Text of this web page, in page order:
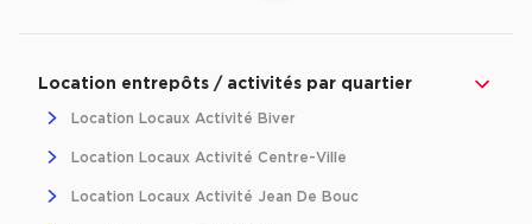
Location entrepôts / activités par quartier
Location Locaux Activité Biver
Location Locaux Activité Centre-Ville
Location Locaux Activité Jean De Bouc